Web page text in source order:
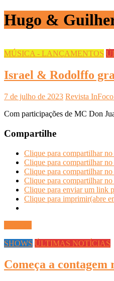
Hugo &
MÚSICA - LANÇAMENTOS
Israel & Rodolffo
7 de julho de 2023 Revista InFoco
Com participações de MC Don
Compartilhe
Clique para compartilhar
Clique para compartilhar
Clique para compartilhar
Clique para compartilhar
Clique para enviar um link
Clique para imprimir(abre
SHOWS ÚLTIMAS NOTÍCIAS
Começa a contagem